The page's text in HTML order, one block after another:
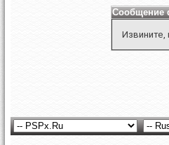
Сообщение
Извините,